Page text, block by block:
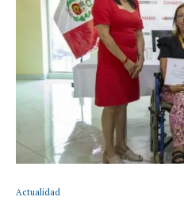
Actualidad